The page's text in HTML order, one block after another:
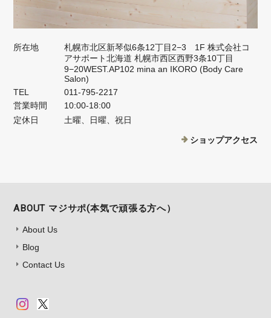
所在地
札幌市北区新琴似6条12丁目2−3 1F 株式会社コ
アサポート北海道 札幌市西区西野3条10丁目
9−20WEST.AP102 mina an IKORO (Body Care
Salon)
TEL
011-795-2217
営業時間
10:00-18:00
定休日
土曜、日曜、祝日
ショップアクセス
ABOUT マジサポ(本気で頑張る方へ）
About Us
Blog
Contact Us